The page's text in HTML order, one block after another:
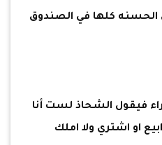
كلها في الصندوق
فيقول الشحاذ لست أنا
او اشتري ولا املك